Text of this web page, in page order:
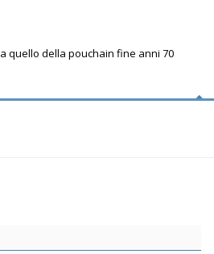
quello della pouchain fine anni 70